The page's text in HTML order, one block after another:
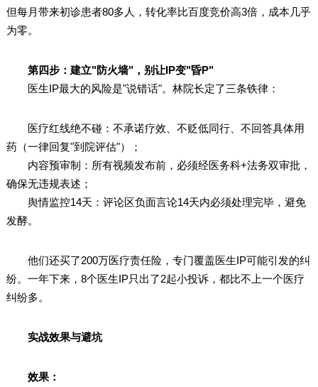
但每月带来初诊患者80多人，转化率比百度竞价高3倍，成本几乎
为零。
第四步：建立"防火墙"，别让IP变"昏P"
医生IP最大的风险是"说错话"。林院长定了三条铁律：
医疗红线绝不碰：不承诺疗效、不贬低同行、不回答具体用
药（一律回复"到院评估"）；
内容预审制：所有视频发布前，必须经医务科+法务双审批，
确保无违规表述；
舆情监控14天：评论区负面言论14天内必须处理完毕，避免
发酵。
他们还买了200万医疗责任险，专门覆盖医生IP可能引发的纠
纷。一年下来，8个医生IP只出了2起小投诉，都比不上一个医疗
纠纷多。
实战效果与避坑
效果：